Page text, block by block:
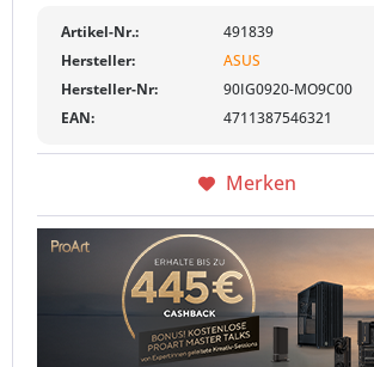
Artikel-Nr.:
491839
Hersteller:
ASUS
Hersteller-Nr:
90IG0920-MO9C00
EAN:
4711387546321
Merken